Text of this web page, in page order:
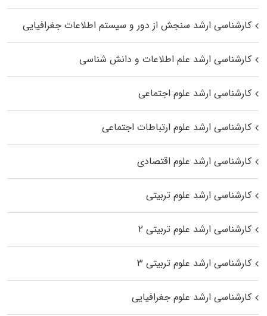
کارشناسی ارشد سنجش از دور و سیستم اطلاعات جغرافیایی
کارشناسی ارشد علم اطلاعات و دانش شناسی
کارشناسی ارشد علوم اجتماعی
کارشناسی ارشد علوم ارتباطات اجتماعی
کارشناسی ارشد علوم اقتصادی
کارشناسی ارشد علوم تربیتی
کارشناسی ارشد علوم تربیتی ۲
کارشناسی ارشد علوم تربیتی ۳
کارشناسی ارشد علوم جغرافیایی